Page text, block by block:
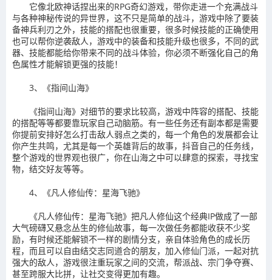
它像北欧神话捏出来的RPG奇幻游戏，带你走进一个充满战斗
与各种神秘传说的异世界，这不只是简单的战斗，游戏中除了要装
备神兵利刃之外，技能的搭配也很重要，很多时候技能的正确使用
也可以帮你逆袭敌人，游戏中的装备和技能升级也很多，不同的武
器、技能都能给你带来不同的战斗体验，你必须不断强化自己的角
色属性才能解锁更强的技能！
3、《指间山海》
《指间山海》对细节的要求比较高，游戏中阵容的搭配、技能
的搭配等等都要靠玩家自己动脑筋。有一些任务还有副本都是需要
你提前安排好怎么打击敌人弱点之类的，每一个角色的发展都会让
你产生共鸣，尤其是每一个英雄背后的故事，抖音自己的任务线，
整个游戏的世界观也很广，你在山海之中可以肆意的探索，寻找宝
物，结交好友等等。
4、《凡人修仙传：星海飞驰》
《凡人修仙传：星海飞驰》把凡人修仙这个经典IP做成了一部
大气磅礴又悬念丛生的修仙故事，每一次做任务都能收获不少奖
励，有时候还能解锁不一样的剧情分支，亲自体验角色的成长历
程，而且可以自由结交志同道合的朋友，加入修仙门派，一起对抗
强大的敌人，游戏很注重玩家之间的交流，帮派战、宗门争夺赛、
甚至跨服大比拼，让社交变得更加有趣。